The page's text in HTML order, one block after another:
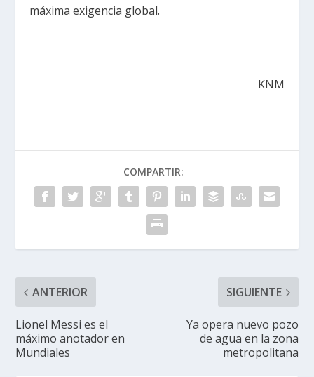
máxima exigencia global.
KNM
COMPARTIR:
ANTERIOR
Lionel Messi es el
máximo anotador en
Mundiales
SIGUIENTE
Ya opera nuevo pozo
de agua en la zona
metropolitana